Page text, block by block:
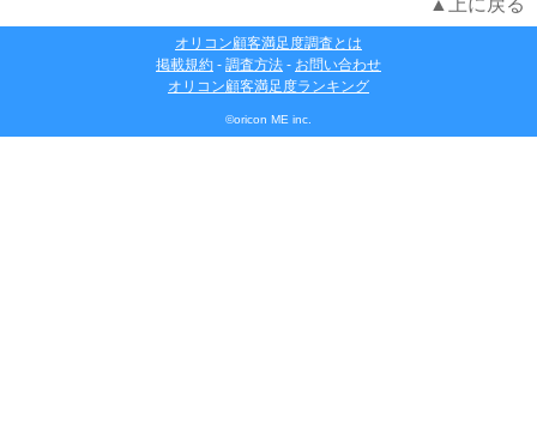
▲上に戻る
オリコン顧客満足度調査とは
掲載規約 - 調査方法 - お問い合わせ
オリコン顧客満足度ランキング
©oricon ME inc.